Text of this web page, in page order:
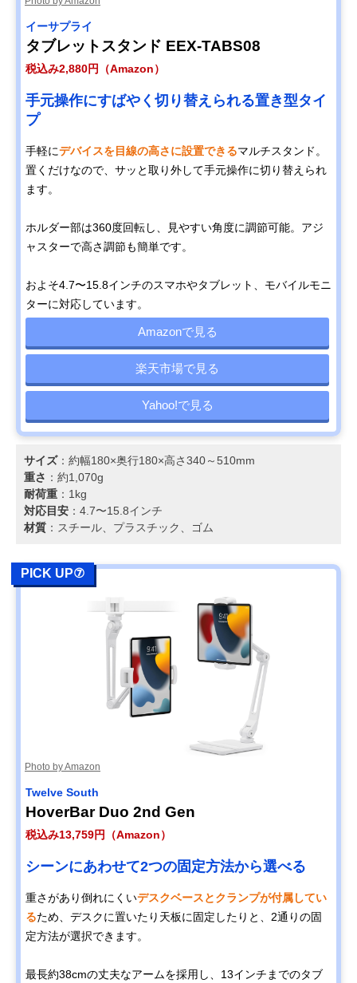
イーサプライ
タブレットスタンド EEX-TABS08
税込み2,880円（Amazon）
手元操作にすばやく切り替えられる置き型タイ
プ
手軽にデバイスを目線の高さに設置できるマルチスタンド。
置くだけなので、サッと取り外して手元操作に切り替えられ
ます。
ホルダー部は360度回転し、見やすい角度に調節可能。アジ
ャスターで高さ調節も簡単です。
およそ4.7〜15.8インチのスマホやタブレット、モバイルモニ
ターに対応しています。
Amazonで見る
楽天市場で見る
Yahoo!で見る
サイズ：約幅180×奥行180×高さ340～510mm
重さ ：約1,070g
耐荷重 ：1kg
対応目安 ：4.7〜15.8インチ
材質 ：スチール、プラスチック、ゴム
PICK UP⑦
Photo by Amazon
Twelve South
HoverBar Duo 2nd Gen
税込み13,759円（Amazon）
シーンにあわせて2つの固定方法から選べる
重さがあり倒れにくいデスクベースとクランプが付属してい
るため、デスクに置いたり天板に固定したりと、2通りの固
定方法が選択できます。
最長約38cmの丈夫なアームを採用し、13インチまでのタブ